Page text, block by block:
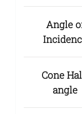
Angle
Cone
angle